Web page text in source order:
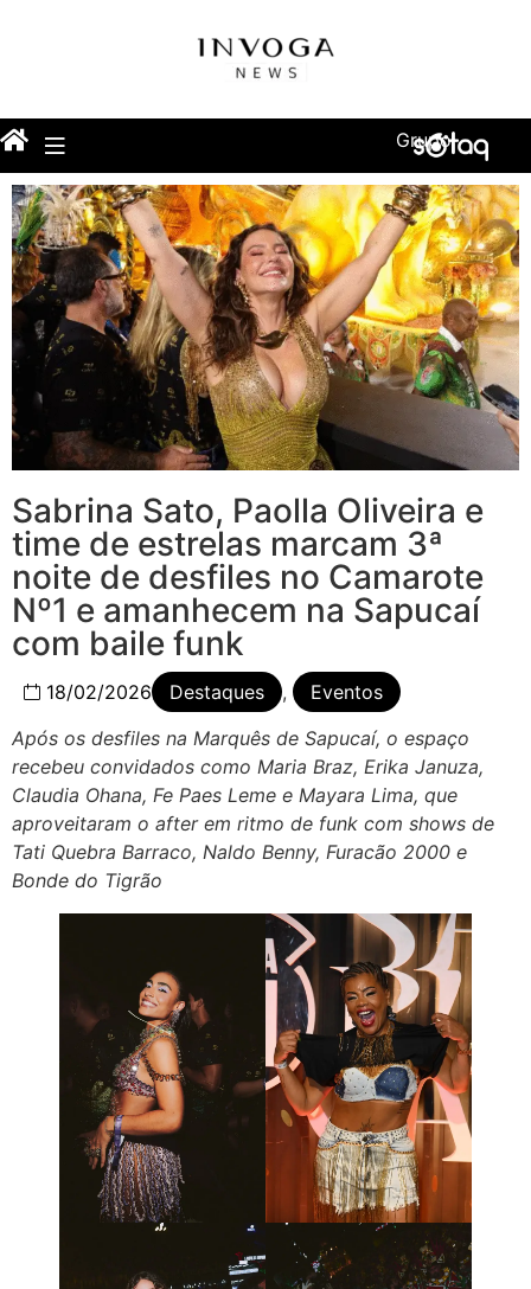
Grupo
Sabrina Sato, Paolla Oliveira e
time de estrelas marcam 3ª
noite de desfiles no Camarote
Nº1 e amanhecem na Sapucaí
com baile funk
18/02/2026 Destaques ,
Eventos
Após os desfiles na Marquês de Sapucaí, o espaço
recebeu convidados como Maria Braz, Erika Januza,
Claudia Ohana, Fe Paes Leme e Mayara Lima, que
aproveitaram o after em ritmo de funk com shows de
Tati Quebra Barraco, Naldo Benny, Furacão 2000 e
Bonde do Tigrão